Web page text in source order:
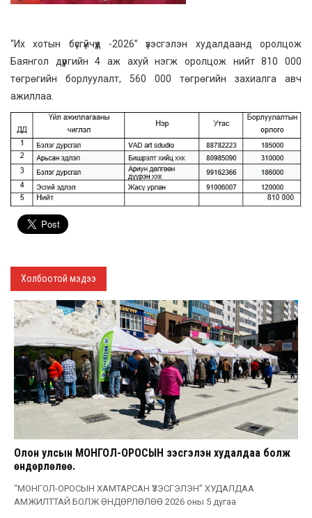
“Их хотын бүсгүйчүүд -2026” үзэсгэлэн худалдаанд оролцож
Баянгол дүүргийн 4 аж ахуй нэгж оролцож нийт 810 000
төгрөгийн борлуулалт, 560 000 төгрөгийн захиалга авч
ажиллаа.
Холбоотой мэдээ
Олон улсын МОНГОЛ-ОРОСЫН үзэсгэлэн худалдаа болж
өндөрлөлөө.
“МОНГОЛ-ОРОСЫН ХАМТАРСАН ҮЗЭСГЭЛЭН” ХУДАЛДАА
АМЖИЛТТАЙ БОЛЖ ӨНДӨРЛӨЛӨӨ 2026 оны 5 дугаа